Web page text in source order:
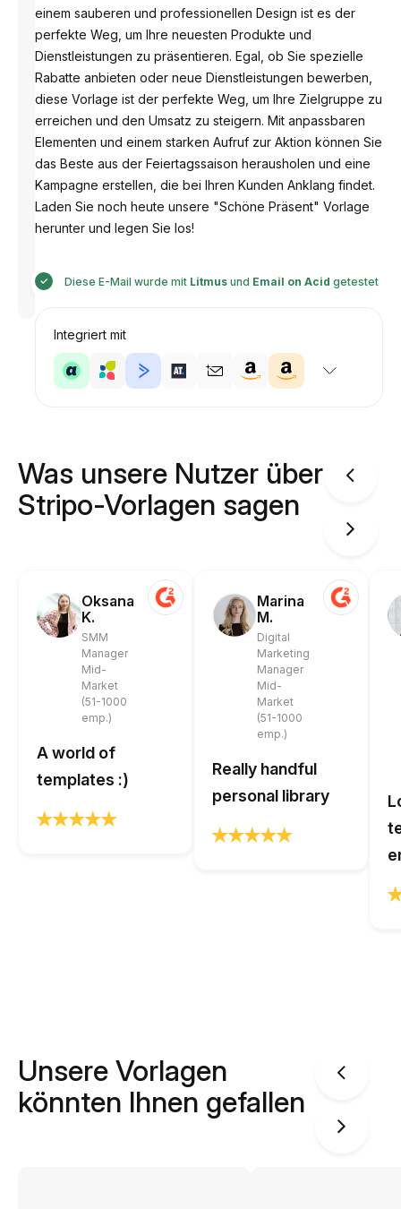
von
einem sauberen und professionellen Design ist es der
perfekte Weg, um Ihre neuesten Produkte und
Dienstleistungen zu präsentieren. Egal, ob Sie spezielle
Rabatte anbieten oder neue Dienstleistungen bewerben,
diese Vorlage ist der perfekte Weg, um Ihre Zielgruppe zu
erreichen und den Umsatz zu steigern. Mit anpassbaren
Elementen und einem starken Aufruf zur Aktion können Sie
das Beste aus der Feiertagssaison herausholen und eine
Kampagne erstellen, die bei Ihren Kunden Anklang findet.
Laden Sie noch heute unsere "Schöne Präsent" Vorlage
herunter und legen Sie los!
Diese E-Mail wurde mit Litmusund Email on Acid getestet
Integriert mit
Was unsere Nutzer über
Stripo-Vorlagen sagen
Oksana
K.
SMM
Manager
Mid-
Market
(51-1000
emp.)
A world of
templates :)
Marina
M.
Digital
Marketing
Manager
Mid-
Market
(51-1000
emp.)
Really handful
personal library
Unsere Vorlagen
könnten Ihnen gefallen